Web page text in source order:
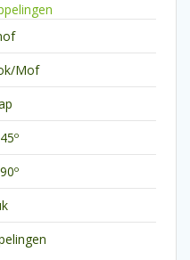
Mof